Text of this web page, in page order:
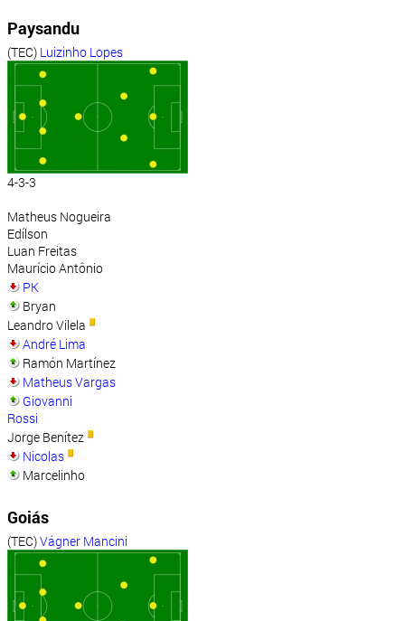
Paysandu
(TEC) Luizinho Lopes
4-3-3
Matheus Nogueira
Edílson
Luan Freitas
Maurício Antônio
PK
Bryan
Leandro Vilela
André Lima
Ramón Martínez
Matheus Vargas
Giovanni
Rossi
Jorge Benítez
Nicolas
Marcelinho
Goiás
(TEC)Vágner Mancini